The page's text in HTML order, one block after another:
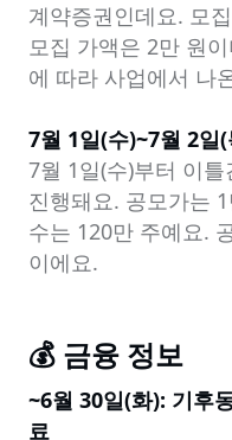
계약증권인데요. 모
모집 가액은 2만 원
에 따라 사업에서 나
7월 1일(수)~7월 2일
7월 1일(수)부터 이
진행돼요. 공모가는
수는 120만 주예요.
이에요.
💰 금융 정보
~6월 30일(화): 기후
료